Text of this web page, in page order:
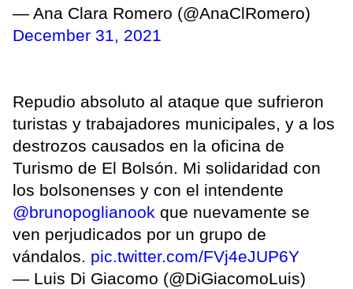
— Ana Clara Romero (@AnaClRomero)
December 31, 2021
Repudio absoluto al ataque que sufrieron
turistas y trabajadores municipales, y a los
destrozos causados en la oficina de
Turismo de El Bolsón. Mi solidaridad con
los bolsonenses y con el intendente
@brunopoglianook que nuevamente se
ven perjudicados por un grupo de
vándalos. pic.twitter.com/FVj4eJUP6Y
— Luis Di Giacomo (@DiGiacomoLuis)